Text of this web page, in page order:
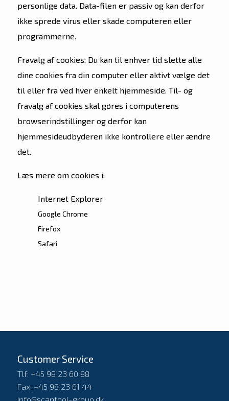
personlige data. Data-filen er passiv og kan derfor
ikke sprede virus eller skade computeren eller
programmerne.
Fravalg af cookies: Du kan til enhver tid slette alle
dine cookies fra din computer eller aktivt vælge det
til eller fra ved hver enkelt hjemmeside. Til- og
fravalg af cookies skal gøres i computerens
browserindstillinger og derfor kan
hjemmesideudbyderen ikke kontrollere eller ændre
det.
Læs mere om cookies i:
Internet Explorer
Google Chrome
Firefox
Safari
Customer Service
Tlf: +45 98 23 60 88
Fax: +45 98 23 61 44